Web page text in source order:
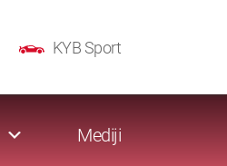
KYB Sport
Mediji